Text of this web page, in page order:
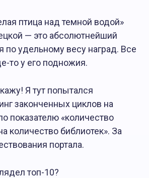
птица над темной водой»
— это абсолютнейший
по удельному весу наград. Все
то у его подножия.
Я тут попытался
законченных циклов на
показателю «количество
количество библиотек». За
портала.
топ-10?